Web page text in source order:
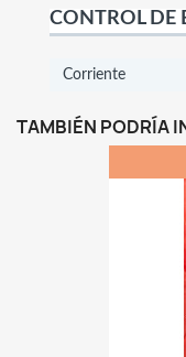
CONTROL DE
Corriente
TAMBIÉN PODRÍA